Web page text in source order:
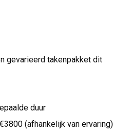
gevarieerd takenpakket dit
duur
(afhankelijk van ervaring)